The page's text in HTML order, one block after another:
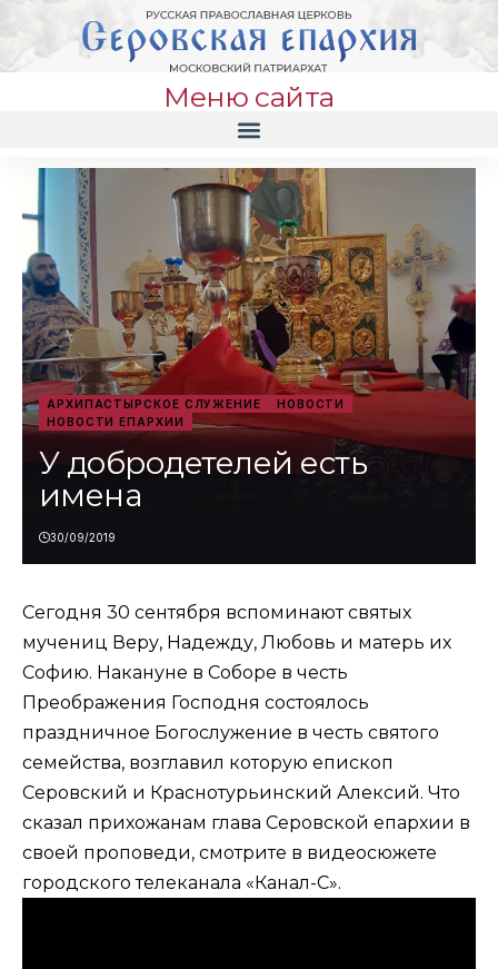
Меню сайта
АРХИПАСТЫРСКОЕ СЛУЖЕНИЕ
НОВОСТИ
НОВОСТИ ЕПАРХИИ
У добродетелей есть
имена
30/09/2019
Сегодня 30 сентября вспоминают святых
мучениц Веру, Надежду, Любовь и матерь их
Софию. Накануне в Соборе в честь
Преображения Господня состоялось
праздничное Богослужение в честь святого
семейства, возглавил которую епископ
Серовский и Краснотурьинский Алексий. Что
сказал прихожанам глава Серовской епархии в
своей проповеди, смотрите в видеосюжете
городского телеканала «Канал-С».